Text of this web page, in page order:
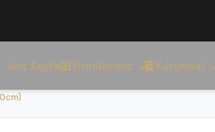
Ana Sayfa Ürünlerimiz Kurumsal